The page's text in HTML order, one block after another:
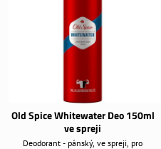
Old Spice Whitewater Deo 150ml
ve spreji
Deodorant - pánský, ve spreji, pro